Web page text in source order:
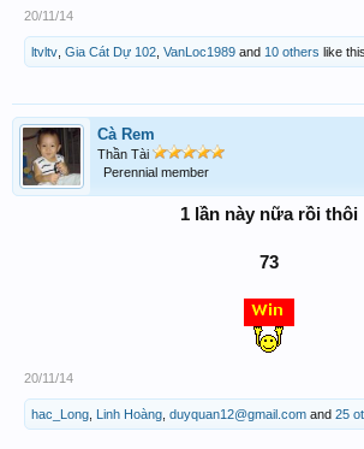
20/11/14
ltvltv Gia Cát Dự 102 VanLoc1989 and 10 others like this.
Cà Rem
Thần Tài
Perennial member
1 lần này nữa rồi thôi
73
20/11/14
hac_Long Linh Hoàng duyquan12@gmail.com and 25